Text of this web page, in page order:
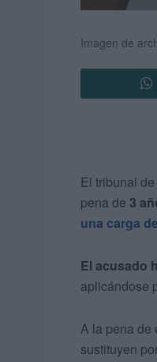
Imagen de
El tribunal
pena de 3
una carga
El acusado
aplicándose
A la pena de
sustituyen